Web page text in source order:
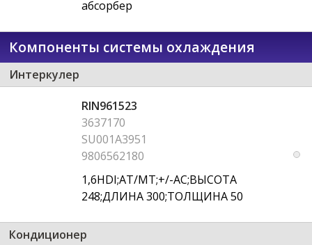
абсорбер
Компоненты системы охлаждения
Интеркулер
RIN961523
3637170
SU001A3951
9806562180
1,6HDI;AT/MT;+/-AC;ВЫСОТА
248;ДЛИНА 300;ТОЛЩИНА 50
Кондиционер